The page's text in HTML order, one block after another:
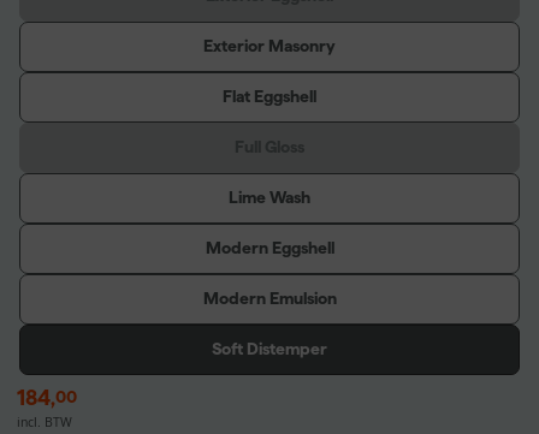
Exterior Masonry
Flat Eggshell
Lime Wash
Modern Eggshell
Modern Emulsion
Soft Distemper
184,00
incl. BTW